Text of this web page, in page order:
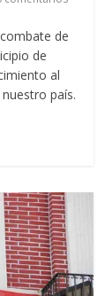
de
de
al
país.